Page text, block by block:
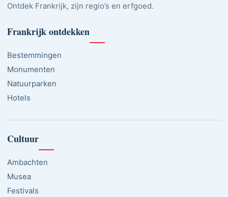
Ontdek Frankrijk, zijn regio’s en erfgoed.
Frankrijk ontdekken
Bestemmingen
Monumenten
Natuurparken
Hotels
Cultuur
Ambachten
Musea
Festivals